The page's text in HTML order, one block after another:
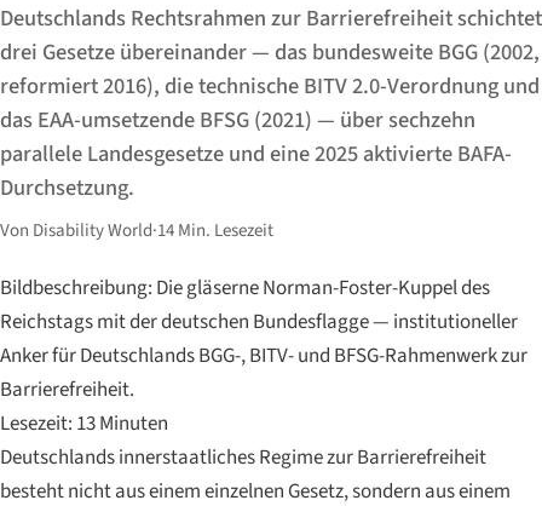
Deutschlands Rechtsrahmen zur Barrierefreiheit schichtet
drei Gesetze übereinander — das bundesweite BGG (2002,
reformiert 2016), die technische BITV 2.0-Verordnung und
das EAA-umsetzende BFSG (2021) — über sechzehn
parallele Landesgesetze und eine 2025 aktivierte BAFA-
Durchsetzung.
Von Disability World·14 Min. Lesezeit
Bildbeschreibung: Die gläserne Norman-Foster-Kuppel des
Reichstags mit der deutschen Bundesflagge — institutioneller
Anker für Deutschlands BGG-, BITV- und BFSG-Rahmenwerk zur
Barrierefreiheit.
Lesezeit: 13 Minuten
Deutschlands innerstaatliches Regime zur Barrierefreiheit
besteht nicht aus einem einzelnen Gesetz, sondern aus einem